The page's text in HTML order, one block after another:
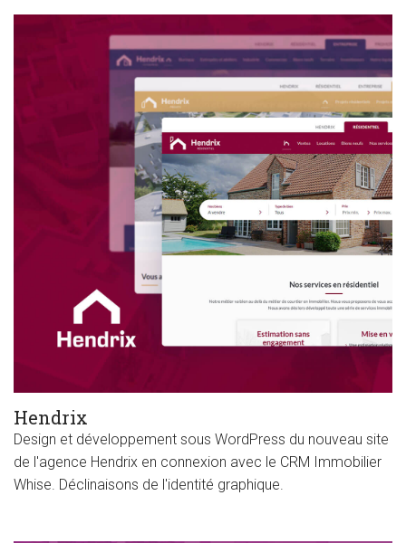
Hendrix
Design et développement sous WordPress du nouveau site
de l'agence Hendrix en connexion avec le CRM Immobilier
Whise. Déclinaisons de l'identité graphique.